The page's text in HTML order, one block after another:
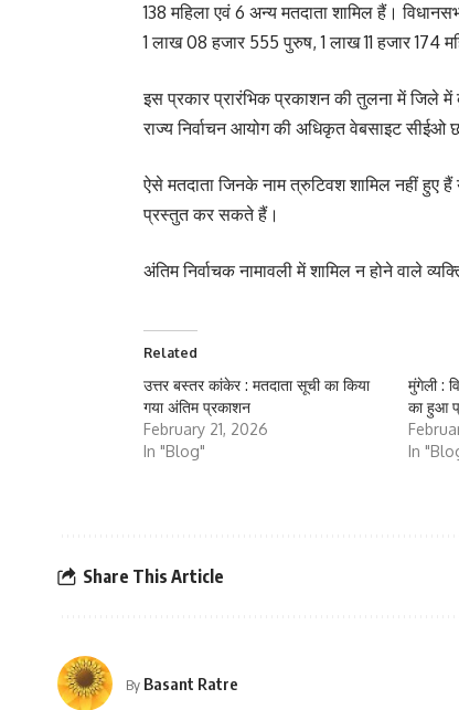
138 महिला एवं 6 अन्य मतदाता शामिल हैं।
1 लाख 08 हजार 555 पुरुष, 1 लाख 11 हजार 174
इस प्रकार प्रारंभिक प्रकाशन की तुलना में जिले में
राज्य निर्वाचन आयोग की अधिकृत वेबसाइट सीईओ
ऐसे मतदाता जिनके नाम त्रुटिवश शामिल नहीं हुए हैं
प्रस्तुत कर सकते हैं।
अंतिम निर्वाचक नामावली में शामिल न होने वाले
Related
उत्तर बस्तर कांकेर : मतदाता सूची का किया
गया अंतिम प्रकाशन
February 21, 2026
In "Blog"
मुंगेली :
का हुआ
In
Share This Article
By Basant Ratre